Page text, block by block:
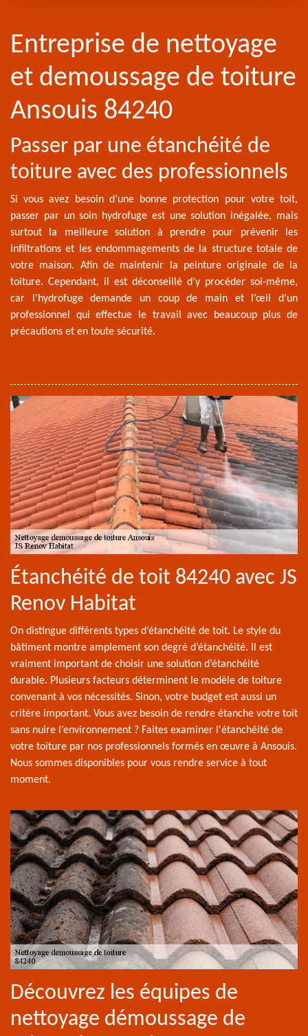
Entreprise de nettoyage
et demoussage de toiture
Ansouis 84240
Passer par une étanchéité de
toiture avec des professionnels
Si vous avez besoin d’une bonne protection pour votre toit,
passer par un soin hydrofuge est une solution inégalée, mais
surtout la meilleure solution à prendre pour prévenir les
infiltrations et les endommagements de la structure totale de
votre maison. Afin de maintenir la peinture originale de la
toiture. Cependant, il est déconseillé d’y procéder soi-même,
car l’hydrofuge demande un coup de main et l’œil d’un
professionnel qui effectue le travail avec beaucoup plus de
précautions et en toute sécurité.
Étanchéité de toit 84240 avec JS
Renov Habitat
On distingue différents types d’étanchéité de toit. Le style du
bâtiment montre amplement son degré d’étanchéité. Il est
vraiment important de choisir une solution d’étanchéité
durable. Plusieurs facteurs déterminent le modèle de toiture
convenant à vos nécessités. Sinon, votre budget est aussi un
critère important. Vous avez besoin de rendre étanche votre toit
sans nuire l’environnement ? Faites examiner l'étanchéité de
votre toiture par nos professionnels formés en œuvre à Ansouis.
Nous sommes disponibles pour vous rendre service à tout
moment.
Découvrez les équipes de
nettoyage démoussage de